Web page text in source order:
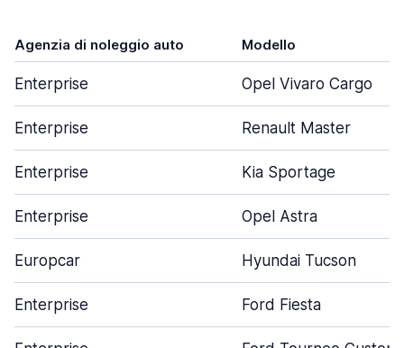
Agenzia di noleggio auto Modello
Enterprise Opel Vivaro Cargo
Enterprise Renault Master
Enterprise Kia Sportage
Enterprise Opel Astra
Europcar Hyundai Tucson
Enterprise Ford Fiesta